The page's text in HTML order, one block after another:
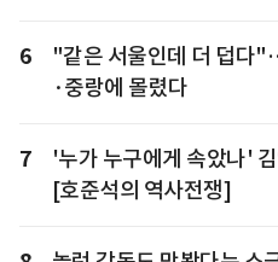
6
"같은 서울인데 더 덥다
·중랑에 몰렸다
7
'누가 누구에게 속았나'
[호준석의 역사전쟁]